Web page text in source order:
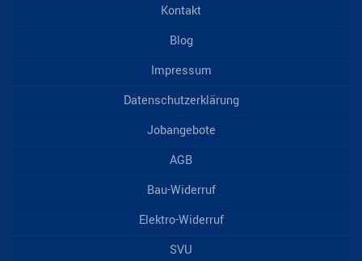
Kontakt
Blog
Impressum
Datenschutzerklärung
Jobangebote
AGB
Bau-Widerruf
Elektro-Widerruf
SVU